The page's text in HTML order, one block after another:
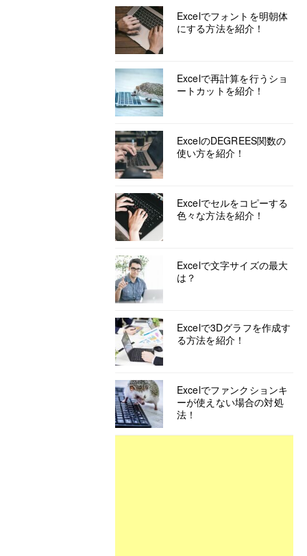
Excelでフォントを明朝体
にする方法を紹介！
Excelで再計算を行うショ
ートカットを紹介！
ExcelのDEGREES関数の
使い方を紹介！
Excelでセルをコピーする
色々な方法を紹介！
Excelで文字サイズの最大
は？
Excelで3Dグラフを作成す
る方法を紹介！
Excelでファンクションキ
ーが使えない場合の対処
法！